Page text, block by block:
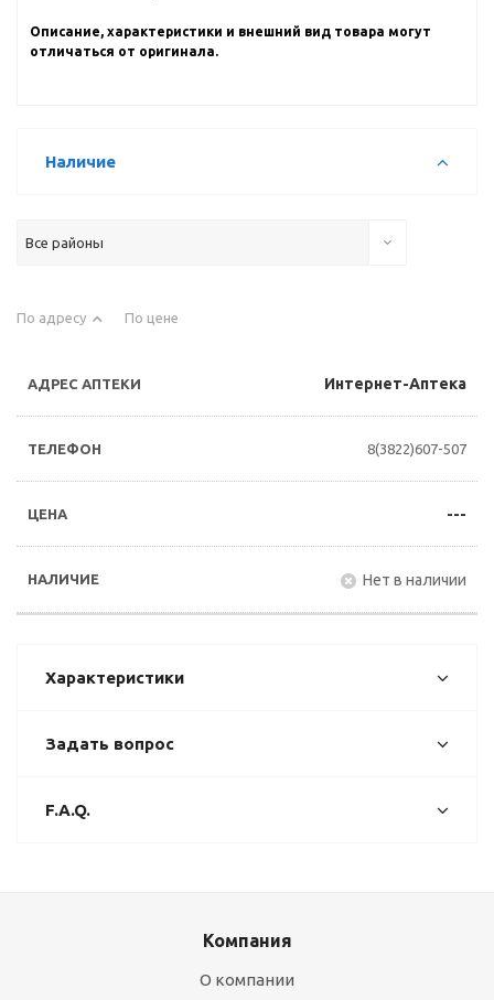
Описание, характеристики и внешний вид товара могут
отличаться от оригинала.
Наличие
Все районы
По адресу По цене
Интернет-Аптека
8(3822)607-507
---
Нет в наличии
Характеристики
Задать вопрос
F.A.Q.
Компания
О компании